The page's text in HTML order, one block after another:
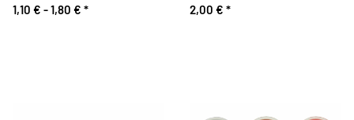
Knopf
1,10 € -1,80 € *
2,00 € *